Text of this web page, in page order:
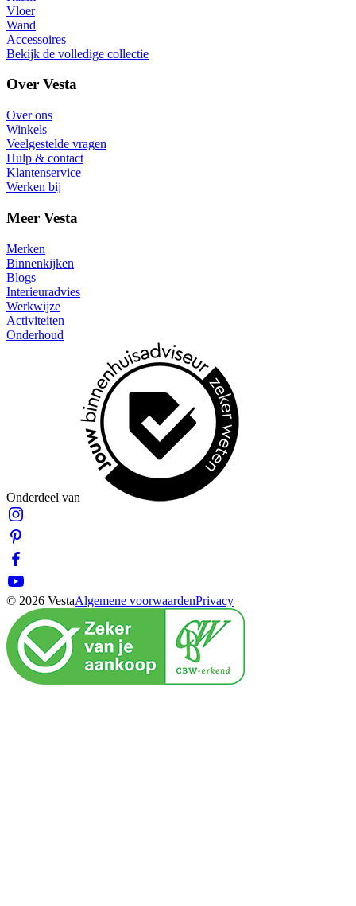
Vloer
Wand
Accessoires
Bekijk de volledige collectie
Over Vesta
Over ons
Winkels
Veelgestelde vragen
Hulp & contact
Klantenservice
Werken bij
Meer Vesta
Merken
Binnenkijken
Blogs
Interieuradvies
Werkwijze
Activiteiten
Onderhoud
Onderdeel van
© 2026 VestaAlgemene voorwaardenPrivacy